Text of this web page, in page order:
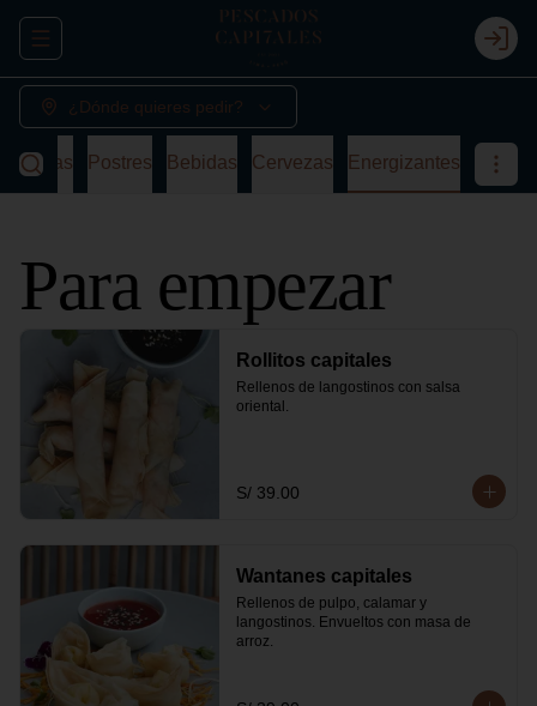
Abrir menu de navegación Login
¿Dónde quieres pedir?
Sopas Postres Bebidas Cervezas Energizantes
Para empezar
Rollitos capitales
Rellenos de langostinos con salsa
oriental.
S/ 39.00
Wantanes capitales
Rellenos de pulpo, calamar y
langostinos. Envueltos con masa de
arroz.